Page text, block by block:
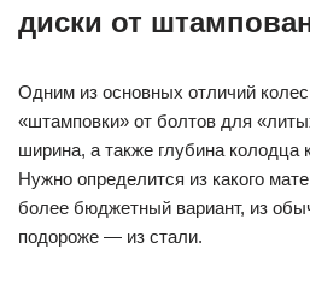
диски от
Одним из основных отличий
«штамповки» от болтов для
ширина, а также глубина колодца
Нужно определится из какого
более бюджетный вариант, из
подороже — из стали.